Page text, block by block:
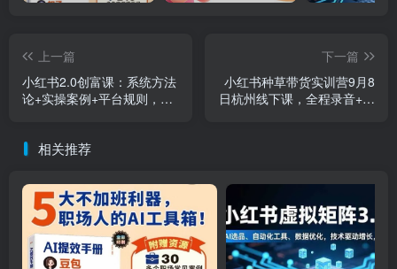
上一篇
小红书2.0创富课：系统方法
论+实操案例+平台规则，单
下一篇
小红书种草带货实训营9月8
日杭州线下课，全程录音+字
相关推荐